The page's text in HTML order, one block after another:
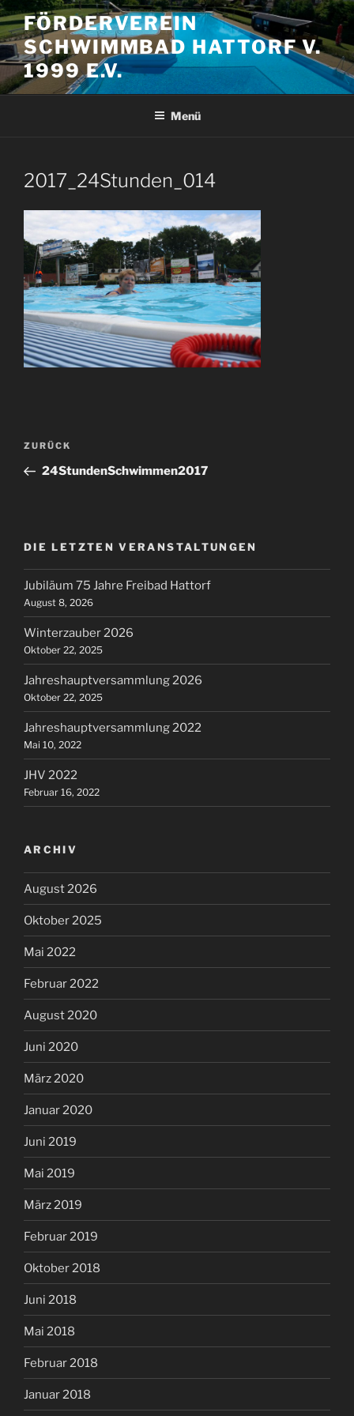
Zum
Inhalt
springen
FÖRDERVEREIN
SCHWIMMBAD HATTORF V.
1999 E.V.
Menü
2017_24Stunden_014
Beitragsnavigation
Vorheriger
Beitrag
ZURÜCK
24StundenSchwimmen2017
DIE LETZTEN VERANSTALTUNGEN
Jubiläum 75 Jahre Freibad Hattorf
August 8, 2026
Winterzauber 2026
Oktober 22, 2025
Jahreshauptversammlung 2026
Oktober 22, 2025
Jahreshauptversammlung 2022
Mai 10, 2022
JHV 2022
Februar 16, 2022
ARCHIV
August 2026
Oktober 2025
Mai 2022
Februar 2022
August 2020
Juni 2020
März 2020
Januar 2020
Juni 2019
Mai 2019
März 2019
Februar 2019
Oktober 2018
Juni 2018
Mai 2018
Februar 2018
Januar 2018